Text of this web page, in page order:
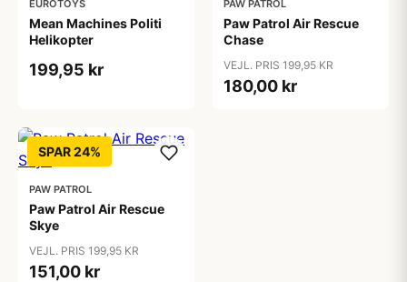
EUROTOYS
Mean Machines Politi
Helikopter
199,95 kr
PAW PATROL
Paw Patrol Air Rescue
Chase
VEJL. PRIS 199,95 KR
180,00 kr
SPAR 24%
PAW PATROL
Paw Patrol Air Rescue
Skye
VEJL. PRIS 199,95 KR
151,00 kr